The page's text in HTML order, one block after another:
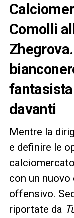
Comolli
fantasista
davanti
Mentre la
e definire le
con un
offensivo.
riportate da